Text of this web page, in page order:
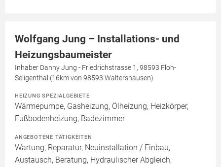
Wolfgang Jung – Installations- und
Heizungsbaumeister
Inhaber Danny Jung - Friedrichstrasse 1, 98593 Floh-
Seligenthal (16km von 98593 Waltershausen)
HEIZUNG SPEZIALGEBIETE
Wärmepumpe, Gasheizung, Ölheizung, Heizkörper,
Fußbodenheizung, Badezimmer
ANGEBOTENE TÄTIGKEITEN
Wartung, Reparatur, Neuinstallation / Einbau,
Austausch, Beratung, Hydraulischer Abgleich,